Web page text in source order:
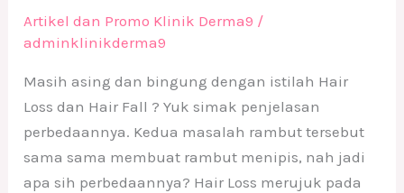
Artikel dan Promo Klinik Derma9 /
adminklinikderma9
Masih asing dan bingung dengan istilah Hair
Loss dan Hair Fall ? Yuk simak penjelasan
perbedaannya. Kedua masalah rambut tersebut
sama sama membuat rambut menipis, nah jadi
apa sih perbedaannya? Hair Loss merujuk pada